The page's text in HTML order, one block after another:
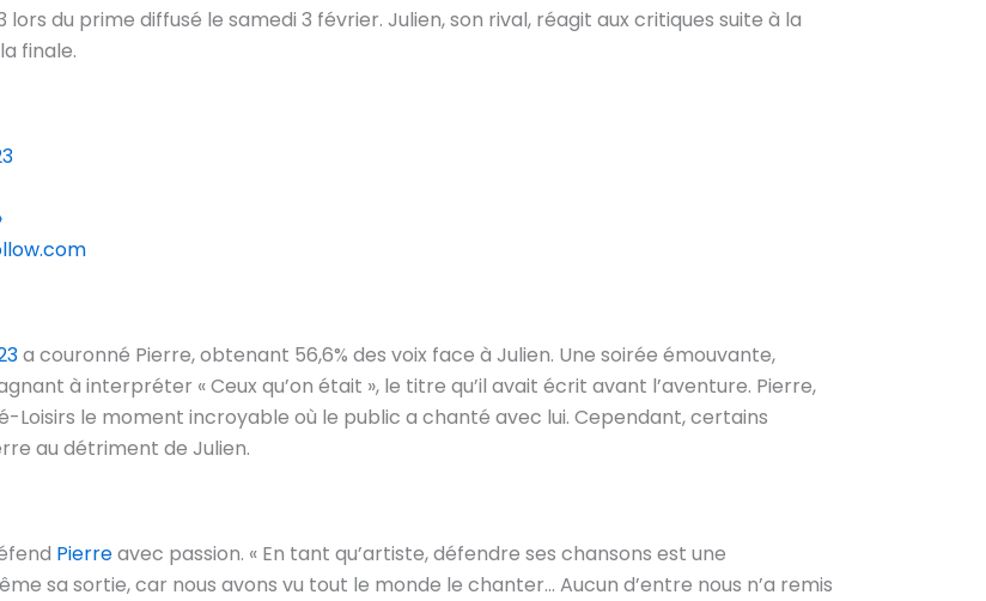
du prime diffusé le samedi 3 février. Julien, son rival, réagit aux critiques suite à la
finale.
a couronné Pierre, obtenant 56,6% des voix face à Julien. Une soirée émouvante,
à interpréter « Ceux qu’on était », le titre qu’il avait écrit avant l’aventure. Pierre,
Loisirs le moment incroyable où le public a chanté avec lui. Cependant, certains
au détriment de Julien.
Pierreavec passion. « En tant qu’artiste, défendre ses chansons est une
sa sortie, car nous avons vu tout le monde le chanter… Aucun d’entre nous n’a remis